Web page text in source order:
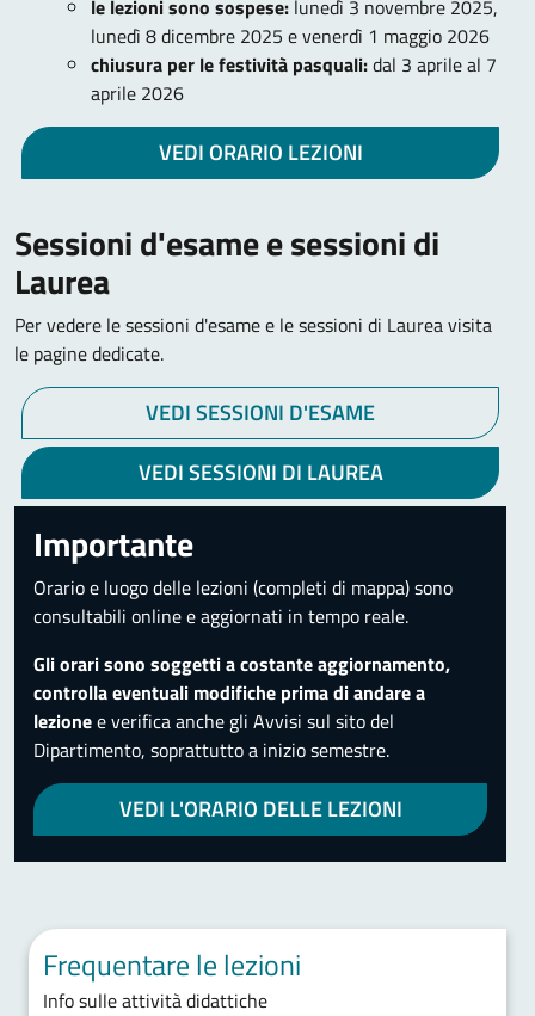
le lezioni sono sospese: lunedì 3 novembre 2025,
lunedì 8 dicembre 2025 e venerdì 1 maggio 2026
chiusura per le festività pasquali:dal 3 aprile al 7
aprile 2026
VEDI ORARIO LEZIONI
Sessioni d'esame e sessioni di
Laurea
Per vedere le sessioni d'esame e le sessioni di Laurea visita
le pagine dedicate.
VEDI SESSIONI D'ESAME
VEDI SESSIONI DI LAUREA
Importante
Orario e luogo delle lezioni (completi di mappa) sono
consultabili online e aggiornati in tempo reale.
Gli orari sono soggetti a costante aggiornamento,
controlla eventuali modifiche prima di andare a
lezionee verifica anche gli Avvisi sul sito del
Dipartimento, soprattutto a inizio semestre.
VEDI L'ORARIO DELLE LEZIONI
Frequentare le lezioni
Info sulle attività didattiche